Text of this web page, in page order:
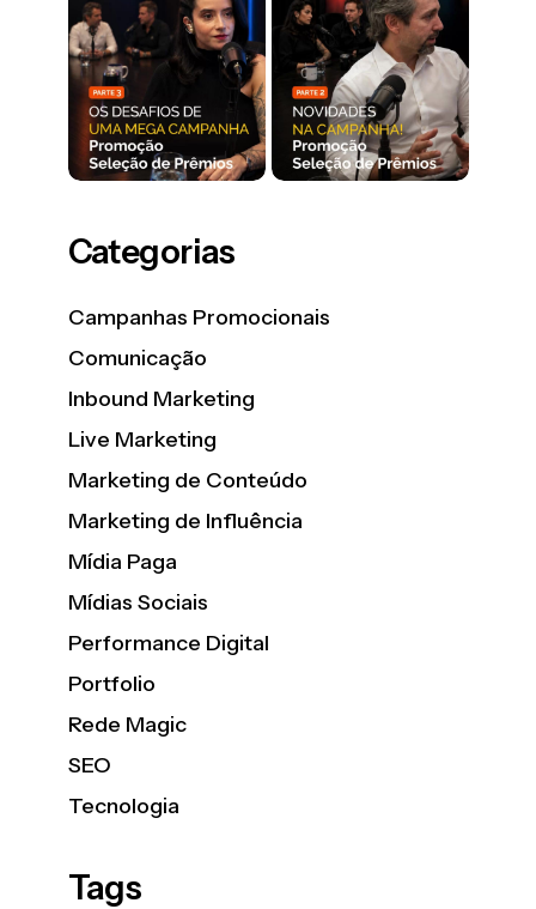
Categorias
Campanhas Promocionais
Comunicação
Inbound Marketing
Live Marketing
Marketing de Conteúdo
Marketing de Influência
Mídia Paga
Mídias Sociais
Performance Digital
Portfolio
Rede Magic
SEO
Tecnologia
Tags